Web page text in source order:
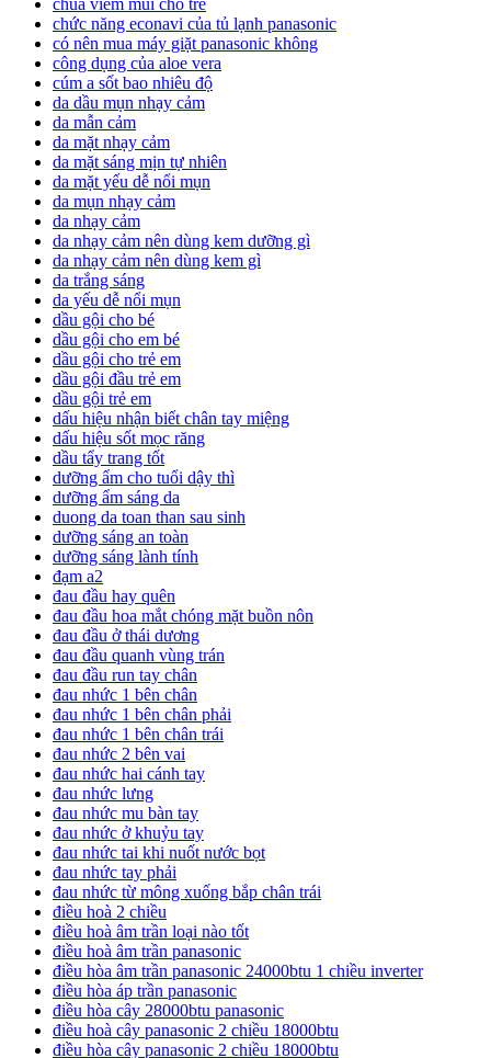
chua viem mui cho tre
chức năng econavi của tủ lạnh panasonic
có nên mua máy giặt panasonic không
công dụng của aloe vera
cúm a sốt bao nhiêu độ
da dầu mụn nhạy cảm
da mẫn cảm
da mặt nhạy cảm
da mặt sáng mịn tự nhiên
da mặt yếu dễ nổi mụn
da mụn nhạy cảm
da nhạy cảm
da nhạy cảm nên dùng kem dưỡng gì
da nhạy cảm nên dùng kem gì
da trắng sáng
da yếu dễ nổi mụn
dầu gội cho bé
dầu gội cho em bé
dầu gội cho trẻ em
dầu gội đầu trẻ em
dầu gội trẻ em
dấu hiệu nhận biết chân tay miệng
dấu hiệu sốt mọc răng
dầu tẩy trang tốt
dưỡng ẩm cho tuổi dậy thì
dưỡng ẩm sáng da
duong da toan than sau sinh
dưỡng sáng an toàn
dưỡng sáng lành tính
đạm a2
đau đầu hay quên
đau đầu hoa mắt chóng mặt buồn nôn
đau đầu ở thái dương
đau đầu quanh vùng trán
đau đầu run tay chân
đau nhức 1 bên chân
đau nhức 1 bên chân phải
đau nhức 1 bên chân trái
đau nhức 2 bên vai
đau nhức hai cánh tay
đau nhức lưng
đau nhức mu bàn tay
đau nhức ở khuỷu tay
đau nhức tai khi nuốt nước bọt
đau nhức tay phải
đau nhức từ mông xuống bắp chân trái
điều hoà 2 chiều
điều hoà âm trần loại nào tốt
điều hoà âm trần panasonic
điều hòa âm trần panasonic 24000btu 1 chiều inverter
điều hòa áp trần panasonic
điều hòa cây 28000btu panasonic
điều hoà cây panasonic 2 chiều 18000btu
điều hòa cây panasonic 2 chiều 18000btu